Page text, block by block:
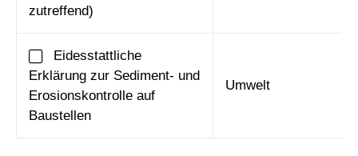
zutreffend)
Eidesstattliche
Erklärung zur Sediment- und
Erosionskontrolle auf
Baustellen
Umwelt